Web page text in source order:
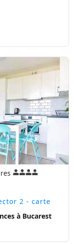
2 - carte
à Bucarest